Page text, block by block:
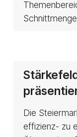
Steiermark
präsentiert
Die
effizienz- zu